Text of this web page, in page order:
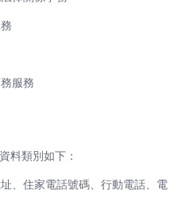
服務
料類別如下：
、住家電話號碼、行動電話、電